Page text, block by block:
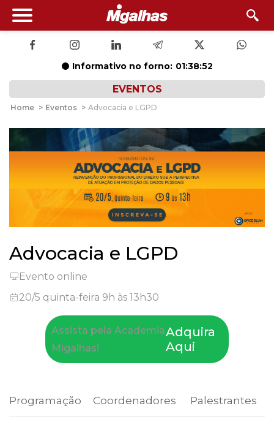
Informativo no forno: 01:38:51
EVENTOS
Home > Eventos > Advocacia e LGPD
Advocacia e LGPD
Evento online
20/5 quinta-feira 9h às 13h30
Assista pela Academia
Migalhas!
Adquira
Aqui
Programação Coordenadores Palestrantes